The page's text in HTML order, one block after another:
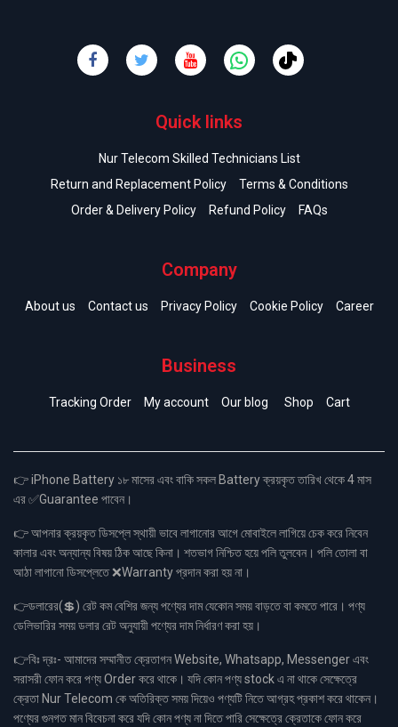
Quick links
Nur Telecom Skilled Technicians List
Return and Replacement Policy
Terms & Conditions
Order & Delivery Policy
Refund Policy FAQs
Company
About us Contact us Privacy Policy Cookie Policy Career
Business
Tracking Order My account Our blog Shop Cart
👉 iPhone Battery ১৮ মাসের এবং বাকি সকল Battery ক্রয়কৃত তারিখ থেকে 4 মাস
এর ✅Guarantee পাবেন।
👉 আপনার ক্রয়কৃত ডিসপ্লে স্থায়ী ভাবে লাগানোর আগে মোবাইলে লাগিয়ে চেক করে নিবেন
কালার এবং অন্যান্য বিষয় ঠিক আছে কিনা। শতভাগ নিশ্চিত হয়ে পলি তুলবেন। পলি তোলা বা
আঠা লাগানো ডিসপ্লেতে ❌Warranty প্রদান করা হয় না।
👉ডলারের(💲) রেট কম বেশির জন্য পণ্যের দাম যেকোন সময় বাড়তে বা কমতে পারে। পণ্য
ডেলিভারির সময় ডলার রেট অনুযায়ী পণ্যের দাম নির্ধারণ করা হয়।
👉বিঃ দ্রঃ- আমাদের সম্মানীত ক্রেতাগন Website, Whatsapp, Messenger এবং
সরাসরী ফোন করে পণ্য Order করে থাকে। যদি কোন পণ্য stock এ না থাকে সেক্ষেত্রে
ক্রেতা Nur Telecom কে অতিরিক্ত সময় দিয়েও পণ্যটি নিতে আগ্রহ প্রকাশ করে থাকেন।
পণ্যের গুনগত মান বিবেচনা করে যদি কোন পণ্য না দিতে পারি সেক্ষেত্রে ক্রেতাকে ফোন করে